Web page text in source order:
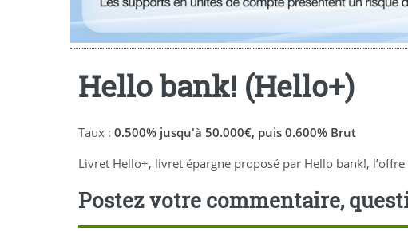
Hello bank! (Hello+)
Taux : 0.500% jusqu'à 50.000€, puis 0.600% Brut
Livret Hello+, livret épargne proposé par Hello bank!,
Postez votre commentaire,